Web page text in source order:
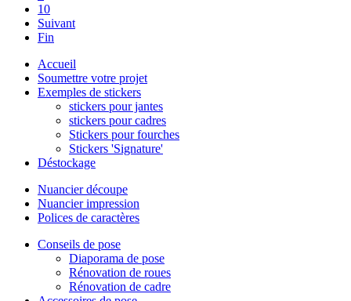
10
Suivant
Fin
Accueil
Soumettre votre projet
Exemples de stickers
stickers pour jantes
stickers pour cadres
Stickers pour fourches
Stickers 'Signature'
Déstockage
Nuancier découpe
Nuancier impression
Polices de caractères
Conseils de pose
Diaporama de pose
Rénovation de roues
Rénovation de cadre